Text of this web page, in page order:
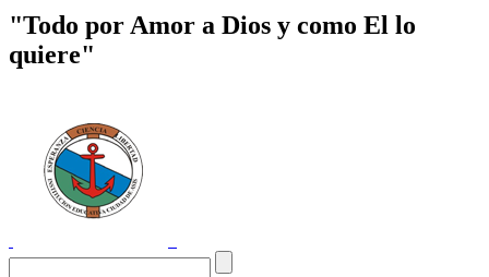
"Todo por Amor a Dios y como El lo
quiere"